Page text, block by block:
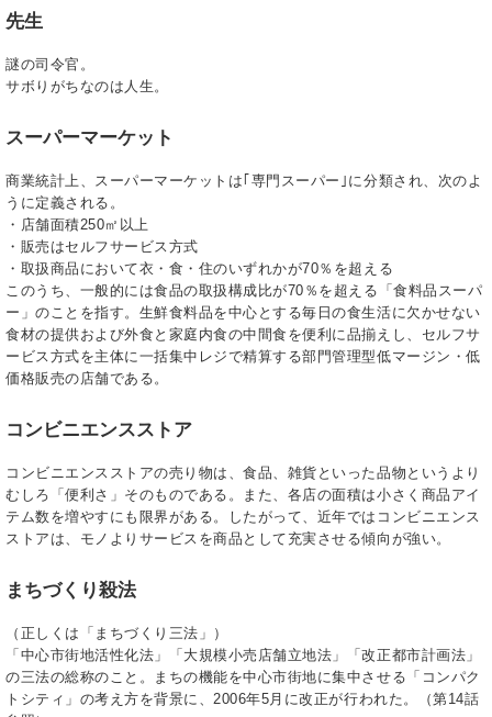
先生
謎の司令官。
サボりがちなのは人生。
スーパーマーケット
商業統計上、スーパーマーケットは｢専門スーパー｣に分類され、次のよ
うに定義される。
・店舗面積250㎡以上
・販売はセルフサービス方式
・取扱商品において衣・食・住のいずれかが70％を超える
このうち、一般的には食品の取扱構成比が70％を超える「食料品スーパ
ー」のことを指す。生鮮食料品を中心とする毎日の食生活に欠かせない
食材の提供および外食と家庭内食の中間食を便利に品揃えし、セルフサ
ービス方式を主体に一括集中レジで精算する部門管理型低マージン・低
価格販売の店舗である。
コンビニエンスストア
コンビニエンスストアの売り物は、食品、雑貨といった品物というより
むしろ「便利さ」そのものである。また、各店の面積は小さく商品アイ
テム数を増やすにも限界がある。したがって、近年ではコンビニエンス
ストアは、モノよりサービスを商品として充実させる傾向が強い。
まちづくり殺法
（正しくは「まちづくり三法」）
「中心市街地活性化法」「大規模小売店舗立地法」「改正都市計画法」
の三法の総称のこと。まちの機能を中心市街地に集中させる「コンパク
トシティ」の考え方を背景に、2006年5月に改正が行われた。（第14話